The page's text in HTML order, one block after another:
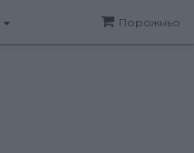
Порожньо